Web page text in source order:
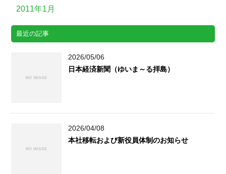
2011年1月
最近の記事
2026/05/06
日本経済新聞（ゆいま～る拝島）
2026/04/08
本社移転および新役員体制のお知らせ